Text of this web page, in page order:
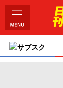
サブスク